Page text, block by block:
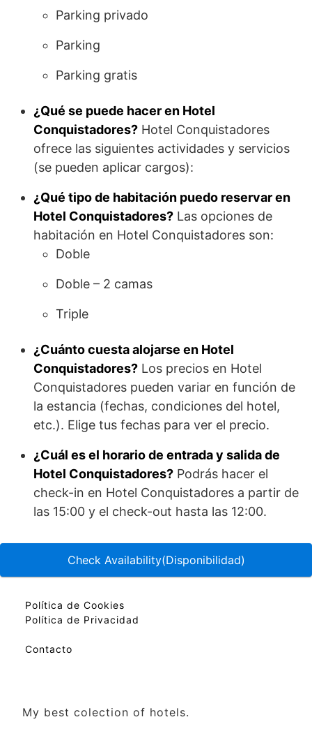
Parking privado
Parking
Parking gratis
¿Qué se puede hacer en Hotel
Conquistadores? Hotel Conquistadores
ofrece las siguientes actividades y servicios
(se pueden aplicar cargos):
¿Qué tipo de habitación puedo reservar en
Hotel Conquistadores? Las opciones de
habitación en Hotel Conquistadores son:
Doble
Doble – 2 camas
Triple
¿Cuánto cuesta alojarse en Hotel
Conquistadores? Los precios en Hotel
Conquistadores pueden variar en función de
la estancia (fechas, condiciones del hotel,
etc.). Elige tus fechas para ver el precio.
¿Cuál es el horario de entrada y salida de
Hotel Conquistadores? Podrás hacer el
check-in en Hotel Conquistadores a partir de
las 15:00 y el check-out hasta las 12:00.
Política de Cookies
Política de Privacidad
Contacto
My best colection of hotels.
Check Availability(Disponibilidad)